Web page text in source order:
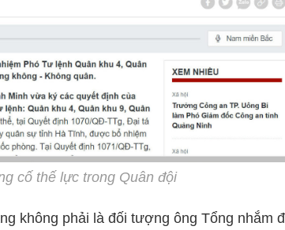
cố thế lực trong Quân đội
không phải là đối tượng ông Tổng nhắm